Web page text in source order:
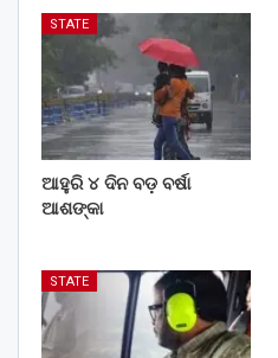
STATE
ଆହୁରି ୪ ଦିନ ବଡ଼ ବର୍ଷା
ଆଶଙ୍କା
STATE